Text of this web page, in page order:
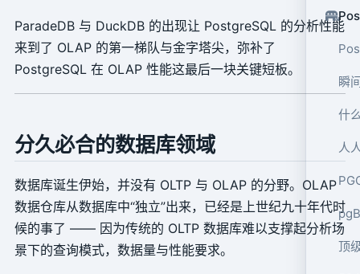
瞬
什
人
顶
ParadeDB 与 DuckDB 的出现让 PostgreSQL 的分析性能
来到了 OLAP 的第一梯队与金字塔尖，弥补了
PostgreSQL 在 OLAP 性能这最后一块关键短板。
分久必合的数据库领域
数据库诞生伊始，并没有 OLTP 与 OLAP 的分野。OLAP
数据仓库从数据库中“独立”出来，已经是上世纪九十年代时
候的事了 —— 因为传统的 OLTP 数据库难以支撑起分析场
景下的查询模式，数据量与性能要求。